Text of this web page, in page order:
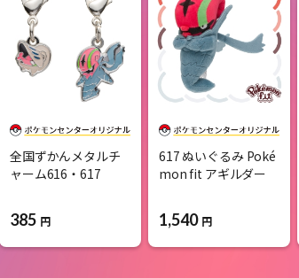
全国ずかんメタルチ
ャーム616・617
385 円
617 ぬいぐるみ Poké
mon fit アギルダー
1,540 円